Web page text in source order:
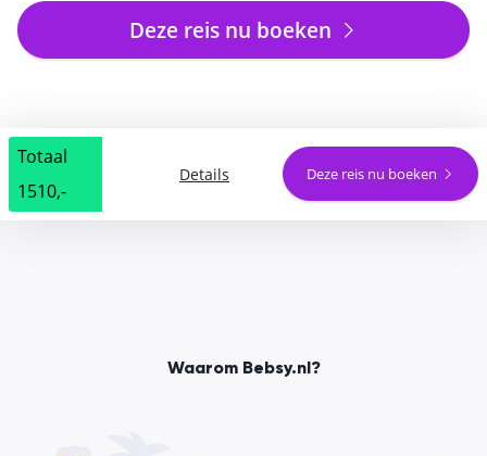
Deze reis nu boeken
Totaal
1510,-
Details Deze reis nu boeken
Waarom Bebsy.nl?